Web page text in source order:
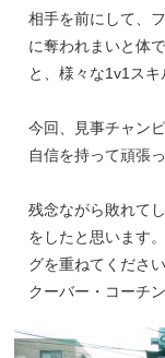
相手を前にして、
に奪われまいと体
と、様々な1v1ス
今回、見事チャン
自信を持って頑張
残念ながら敗れて
をしたと思います
グを重ねてください
クーバー・コーチ